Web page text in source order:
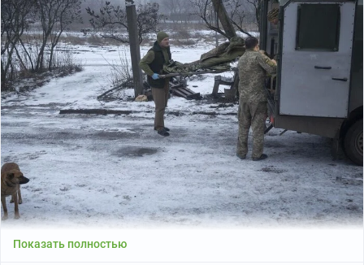
Показать полностью